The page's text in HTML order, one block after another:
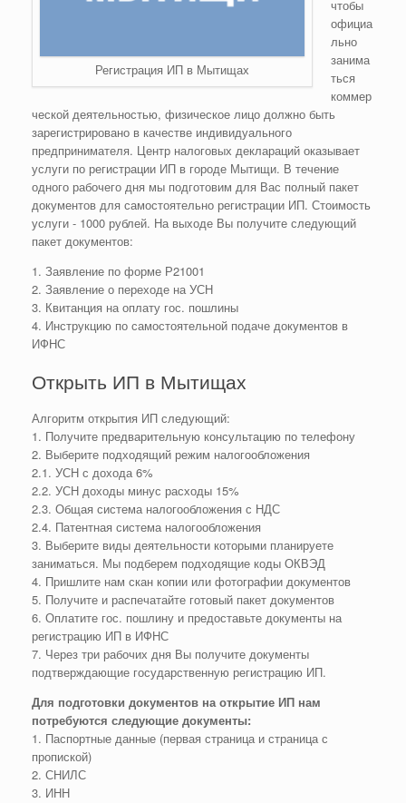
Регистрация ИП в Мытищах
чтобы
официа
льно
занима
ться
коммер
ческой деятельностью, физическое лицо должно быть
зарегистрировано в качестве индивидуального
предпринимателя. Центр налоговых деклараций оказывает
услуги по регистрации ИП в городе Мытищи. В течение
одного рабочего дня мы подготовим для Вас полный пакет
документов для самостоятельно регистрации ИП. Стоимость
услуги - 1000 рублей. На выходе Вы получите следующий
пакет документов:
1. Заявление по форме Р21001
2. Заявление о переходе на УСН
3. Квитанция на оплату гос. пошлины
4. Инструкцию по самостоятельной подаче документов в
ИФНС
Открыть ИП в Мытищах
Алгоритм открытия ИП следующий:
1. Получите предварительную консультацию по телефону
2. Выберите подходящий режим налогообложения
2.1. УСН с дохода 6%
2.2. УСН доходы минус расходы 15%
2.3. Общая система налогообложения с НДС
2.4. Патентная система налогообложения
3. Выберите виды деятельности которыми планируете
заниматься. Мы подберем подходящие коды ОКВЭД
4. Пришлите нам скан копии или фотографии документов
5. Получите и распечатайте готовый пакет документов
6. Оплатите гос. пошлину и предоставьте документы на
регистрацию ИП в ИФНС
7. Через три рабочих дня Вы получите документы
подтверждающие государственную регистрацию ИП.
Для подготовки документов на открытие ИП нам
потребуются следующие документы:
1. Паспортные данные (первая страница и страница с
пропиской)
2. СНИЛС
3. ИНН